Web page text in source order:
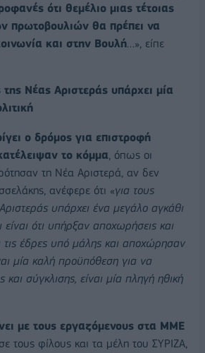
ότι θεμέλιο μιας τέτοιας
πρωτοβουλιών θα πρέπει να
και στην Βουλή…», είπε
της Νέας Αριστεράς υπάρχει μία
ο δρόμος για επιστροφή
το κόμμα, όπως οι
τη Νέα Αριστερά, αν δεν
ανέφερε ότι «για τους
υπάρχει ένα μεγάλο αγκάθι
ότι υπήρξαν αποχωρήσεις και
έδρες υπό μάλης και αποχώρησαν
μία καλή προϋπόθεση για να
σύγκλισης, είναι μία πληγή ηθική
με τους εργαζόμενους στα ΜΜΕ
τους φίλους και τα μέλη του ΣΥΡΙΖΑ,